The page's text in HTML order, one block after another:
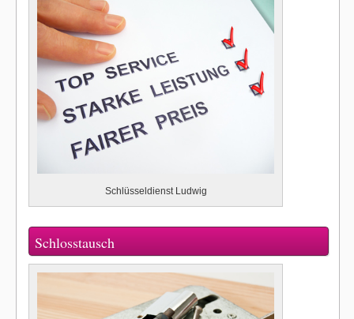
Schlüsseldienst Ludwig
Schlosstausch